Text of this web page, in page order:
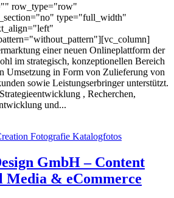
row_type="row"
type="full_width"
einer neuen Onlineplattform der
im strategisch, konzeptionellen Bereich
Umsetzung in Form von Zulieferung von
sowie Leistungserbringer unterstützt.
, Recherchen,
und...
GmbH – Content
Media & eCommerce